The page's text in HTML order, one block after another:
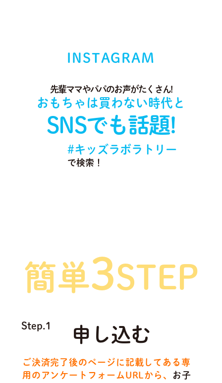
INSTAGRAM
先輩ママやパパのお声がたくさん!
おもちゃは買わない時代と
SNSでも話題!
#キッズラボラトリー
で検索！
簡単3STEP
Step.1 申し込む
ご決済完了後のページに記載してある専
用のアンケートフォームURLから、
お子